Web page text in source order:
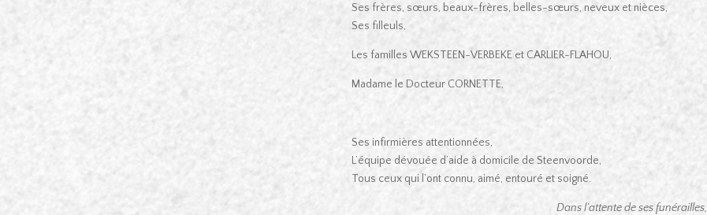
Ses frères, sœurs, beaux-frères, belles-sœurs, neveux et nièces,
Ses filleuls,
Les familles WEKSTEEN-VERBEKE et CARLIER-FLAHOU,
Madame le Docteur CORNETTE,
Ses infirmières attentionnées,
L’équipe dévouée d’aide à domicile de Steenvoorde,
Tous ceux qui l’ont connu, aimé, entouré et soigné.
Dans l’attente de ses funérailles,